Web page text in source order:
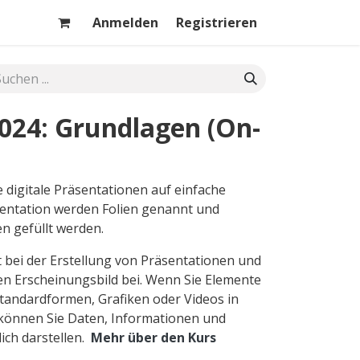
Anmelden Registrieren
Grundlagen (On-
digitale Präsentationen auf einfache
werden Folien genannt und
gefüllt werden.
der Erstellung von Präsentationen und
Erscheinungsbild bei. Wenn Sie Elemente
Grafiken oder Videos in
Sie Daten, Informationen und
darstellen. Mehr über den Kurs